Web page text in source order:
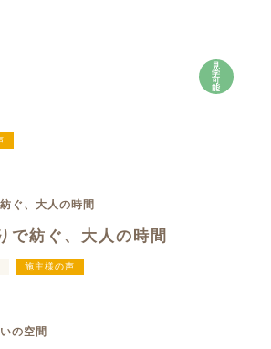
見
学
可
能
で紡ぐ、大人の時間
施主様の声